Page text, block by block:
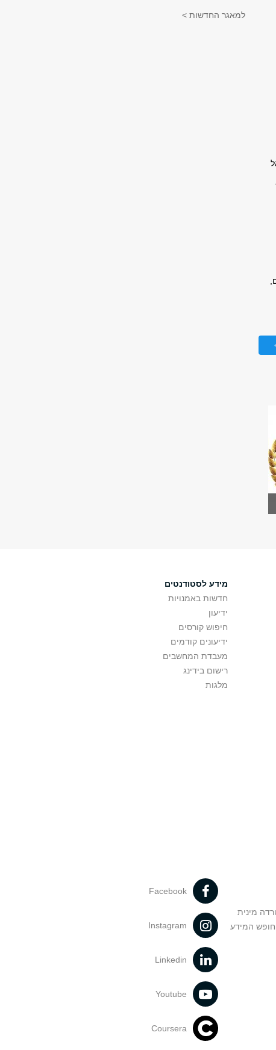
למאגר החדשות >
מידע לסטודנטים
חדשות באמנויות
ידיעון
חיפוש קורסים
ידיעונים קודמים
מעבדת המחשבים
רישום בידינג
מלגות
מינית
חופש המידע
Facebook
Instagram
Linkedin
Youtube
Coursera